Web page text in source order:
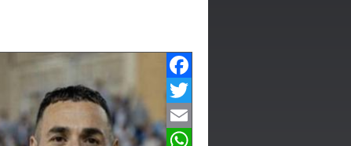
Facebook
Twitter
Email
WhatsApp